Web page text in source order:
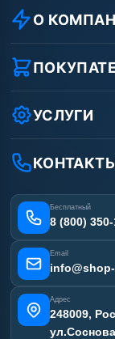
О
О компании
Реквизиты
Условия
Вакансии
Статьи
Как заказать?
Оплата
Лизинг
Получить
УСЛУГИ
Ремонт АВД
Сертификаты
Отзывы
Карта сайта
Бесплатный
8 (800)
Email
Адрес
248009,